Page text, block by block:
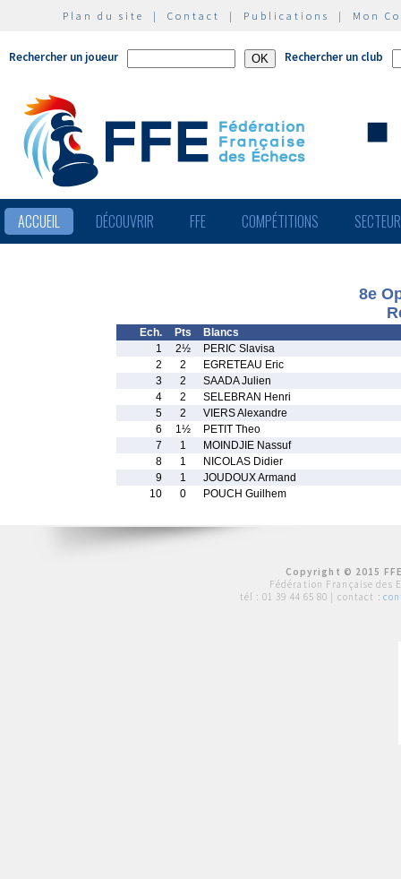
Plan du site | Contact | Publications | Mon
Rechercher un joueur Rechercher un club
ACCUEIL DÉCOUVRIR FFE COMPÉTITIONS
8e
Ech. Pts
Blancs
1
2½
PERIC Slavisa
2
2
EGRETEAU Eric
3
2
SAADA Julien
4
2
SELEBRAN Henri
5
2
VIERS Alexandre
6
1½
PETIT Theo
7
1
MOINDJIE Nassuf
8
1
NICOLAS Didier
9
1
JOUDOUX Armand
10
0 POUCH Guilhem
Copyright © 2015
Fédération Française des
tél : 01 39 44 65 80 | contact :